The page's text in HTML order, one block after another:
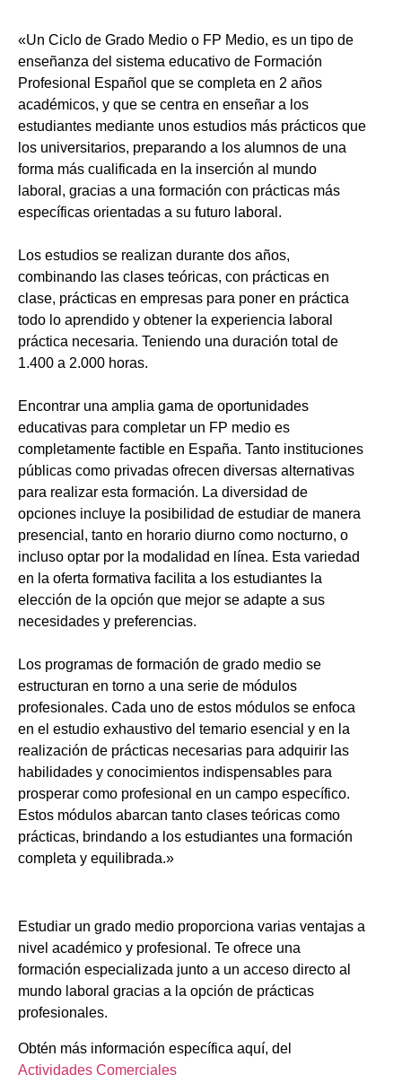
«Un Ciclo de Grado Medio o FP Medio, es un tipo de
enseñanza del sistema educativo de Formación
Profesional Español que se completa en 2 años
académicos, y que se centra en enseñar a los
estudiantes mediante unos estudios más prácticos que
los universitarios, preparando a los alumnos de una
forma más cualificada en la inserción al mundo
laboral, gracias a una formación con prácticas más
específicas orientadas a su futuro laboral.
Los estudios se realizan durante dos años,
combinando las clases teóricas, con prácticas en
clase, prácticas en empresas para poner en práctica
todo lo aprendido y obtener la experiencia laboral
práctica necesaria. Teniendo una duración total de
1.400 a 2.000 horas.
Encontrar una amplia gama de oportunidades
educativas para completar un FP medio es
completamente factible en España. Tanto instituciones
públicas como privadas ofrecen diversas alternativas
para realizar esta formación. La diversidad de
opciones incluye la posibilidad de estudiar de manera
presencial, tanto en horario diurno como nocturno, o
incluso optar por la modalidad en línea. Esta variedad
en la oferta formativa facilita a los estudiantes la
elección de la opción que mejor se adapte a sus
necesidades y preferencias.
Los programas de formación de grado medio se
estructuran en torno a una serie de módulos
profesionales. Cada uno de estos módulos se enfoca
en el estudio exhaustivo del temario esencial y en la
realización de prácticas necesarias para adquirir las
habilidades y conocimientos indispensables para
prosperar como profesional en un campo específico.
Estos módulos abarcan tanto clases teóricas como
prácticas, brindando a los estudiantes una formación
completa y equilibrada.»
Estudiar un grado medio proporciona varias ventajas a
nivel académico y profesional. Te ofrece una
formación especializada junto a un acceso directo al
mundo laboral gracias a la opción de prácticas
profesionales.
Obtén más información específica aquí, del
Actividades Comerciales